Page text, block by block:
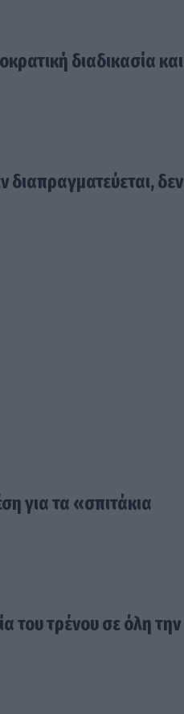
διαδικασία και
διαπραγματεύεται, δεν
για τα «σπιτάκια
του τρένου σε όλη την